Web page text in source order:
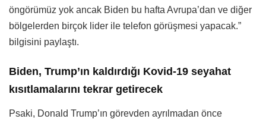
öngörümüz yok ancak Biden bu hafta Avrupa’dan ve diğer
bölgelerden birçok lider ile telefon görüşmesi yapacak.”
bilgisini paylaştı.
Biden, Trump’ın kaldırdığı Kovid-19 seyahat
kısıtlamalarını tekrar getirecek
Psaki, Donald Trump’ın görevden ayrılmadan önce